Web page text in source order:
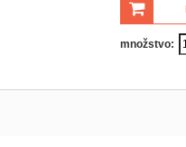
množstvo: